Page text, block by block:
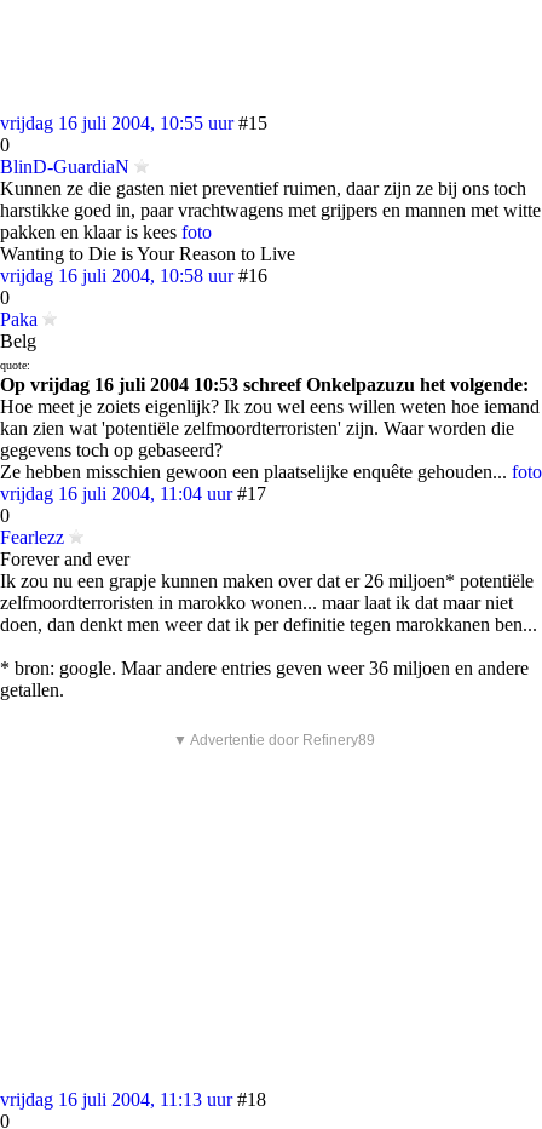
vrijdag 16 juli 2004, 10:55 uur #15
0
BlinD-GuardiaN
Kunnen ze die gasten niet preventief ruimen, daar zijn ze bij ons toch
harstikke goed in, paar vrachtwagens met grijpers en mannen met witte
pakken en klaar is kees foto
Wanting to Die is Your Reason to Live
vrijdag 16 juli 2004, 10:58 uur #16
0
Paka
Belg
quote:
Op vrijdag 16 juli 2004 10:53 schreef Onkelpazuzu het volgende:
Hoe meet je zoiets eigenlijk? Ik zou wel eens willen weten hoe iemand
kan zien wat 'potentiële zelfmoordterroristen' zijn. Waar worden die
gegevens toch op gebaseerd?
Ze hebben misschien gewoon een plaatselijke enquête gehouden... foto
vrijdag 16 juli 2004, 11:04 uur #17
0
Fearlezz
Forever and ever
Ik zou nu een grapje kunnen maken over dat er 26 miljoen* potentiële
zelfmoordterroristen in marokko wonen... maar laat ik dat maar niet
doen, dan denkt men weer dat ik per definitie tegen marokkanen ben...
* bron: google. Maar andere entries geven weer 36 miljoen en andere
getallen.
▼ Advertentie door Refinery89
vrijdag 16 juli 2004, 11:13 uur #18
0